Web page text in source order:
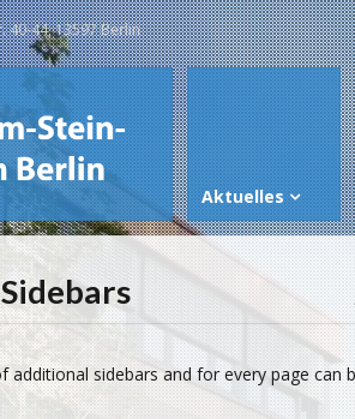
40-44, 13597 Berlin
Aktuelles
additional sidebars and for every page can